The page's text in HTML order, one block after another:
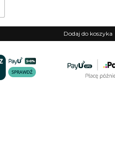
Dodaj do koszyka